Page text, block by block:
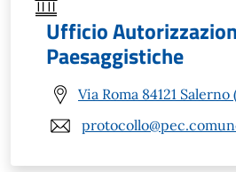
Ufficio
Paesaggistiche
Via Roma 84121 Salerno